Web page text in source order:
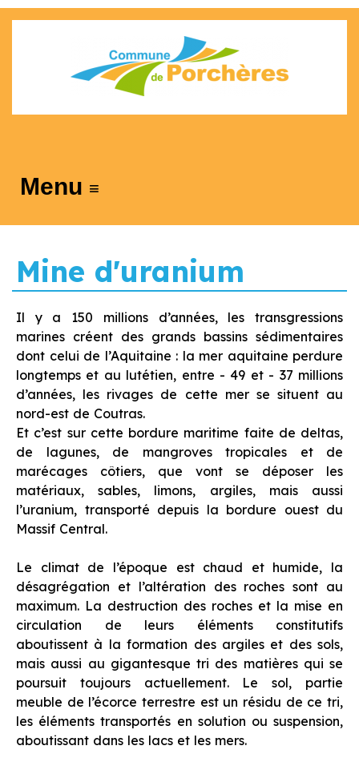
≡
Mine d'uranium
Il y a 150 millions d’années, les transgressions
marines créent des grands bassins sédimentaires
dont celui de l’Aquitaine : la mer aquitaine perdure
longtemps et au lutétien, entre - 49 et - 37 millions
d’années, les rivages de cette mer se situent au
nord-est de Coutras.
Et c’est sur cette bordure maritime faite de deltas,
de lagunes, de mangroves tropicales et de
marécages côtiers, que vont se déposer les
matériaux, sables, limons, argiles, mais aussi
l’uranium, transporté depuis la bordure ouest du
Massif Central.
Le climat de l’époque est chaud et humide, la
désagrégation et l’altération des roches sont au
maximum. La destruction des roches et la mise en
circulation de leurs éléments constitutifs
aboutissent à la formation des argiles et des sols,
mais aussi au gigantesque tri des matières qui se
poursuit toujours actuellement. Le sol, partie
meuble de l’écorce terrestre est un résidu de ce tri,
les éléments transportés en solution ou suspension,
aboutissant dans les lacs et les mers.